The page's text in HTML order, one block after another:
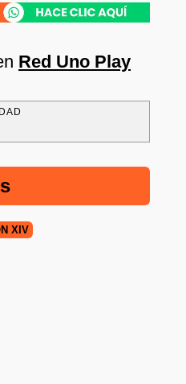
Red Uno Play
XIV